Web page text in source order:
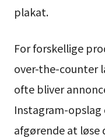
plakat.
For forskellige
over-the-counter
ofte bliver
Instagram-
afgørende at